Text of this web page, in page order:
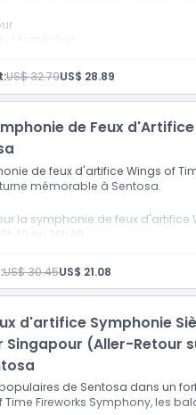
Mont Faber
alcool ou d'un souvenir
de validité du bon
US$ 32.79US$ 28.89
de Feux
de feux d'artifice Wings of
mémorable à Sentosa.
la symphonie de feux d'artifice
ou 20h40
panoramique en plein air de
la côte de Singapour
US$ 30.45US$ 21.08
d'artifice Symphonie
Singapour (Aller-Retour
de Sentosa dans un
Fireworks Symphony, les